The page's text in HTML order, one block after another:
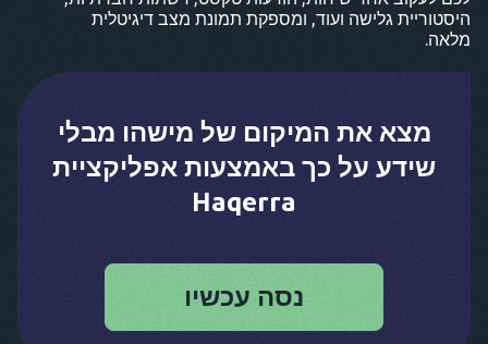
היסטוריית גלישה ועוד, ומספקת תמונת מצב דיגיטלית
מלאה.
מצא את המיקום של מישהו מבלי
שידע על כך באמצעות אפליקציית
Haqerra
נסה עכשיו